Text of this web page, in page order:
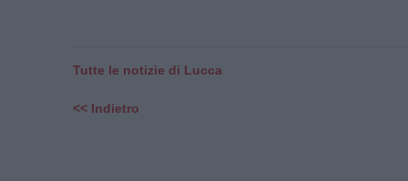
Tutte le notizie di Lucca
<< Indietro